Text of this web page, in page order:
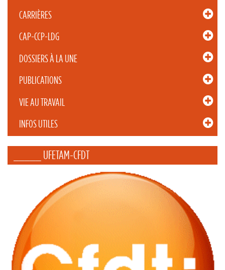
CARRIÈRES
CAP-CCP-LDG
DOSSIERS À LA UNE
PUBLICATIONS
VIE AU TRAVAIL
INFOS UTILES
_____ UFETAM-CFDT